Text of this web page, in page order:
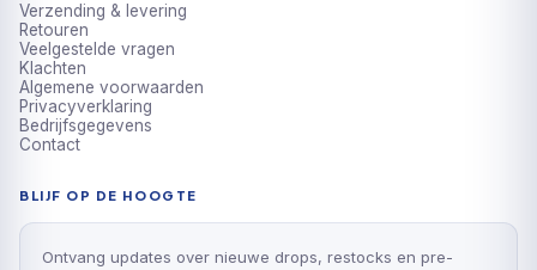
Verzending & levering
Retouren
Veelgestelde vragen
Klachten
Algemene voorwaarden
Privacyverklaring
Bedrijfsgegevens
Contact
BLIJF OP DE HOOGTE
Ontvang updates over nieuwe drops, restocks en pre-